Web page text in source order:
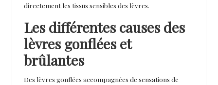
directement les tissus sensibles des lèvres.
Les différentes causes des
lèvres gonflées et
brûlantes
Des lèvres gonflées accompagnées de sensations de